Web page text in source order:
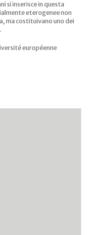
si inserisce in questa
eterogenee non
ma costituivano uno dei
européenne